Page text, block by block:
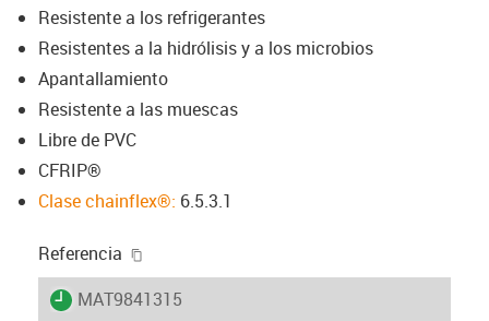
Resistente a los refrigerantes
Resistentes a la hidrólisis y a los microbios
Apantallamiento
Resistente a las muescas
Libre de PVC
CFRIP®
Clase chainflex®: 6.5.3.1
Referencia
igus-icon-lieferzeit
MAT9841315